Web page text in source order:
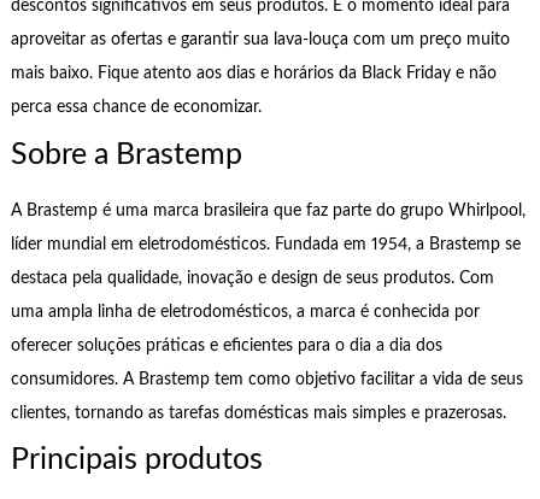
descontos significativos em seus produtos. É o momento ideal para
aproveitar as ofertas e garantir sua lava-louça com um preço muito
mais baixo. Fique atento aos dias e horários da Black Friday e não
perca essa chance de economizar.
Sobre a Brastemp
A Brastemp é uma marca brasileira que faz parte do grupo Whirlpool,
líder mundial em eletrodomésticos. Fundada em 1954, a Brastemp se
destaca pela qualidade, inovação e design de seus produtos. Com
uma ampla linha de eletrodomésticos, a marca é conhecida por
oferecer soluções práticas e eficientes para o dia a dia dos
consumidores. A Brastemp tem como objetivo facilitar a vida de seus
clientes, tornando as tarefas domésticas mais simples e prazerosas.
Principais produtos